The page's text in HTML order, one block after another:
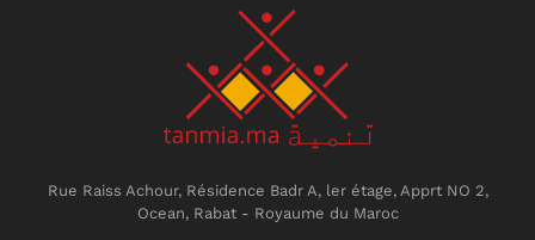
Rue Raiss Achour, Résidence Badr A, ler étage, Apprt NO 2,
Ocean, Rabat - Royaume du Maroc